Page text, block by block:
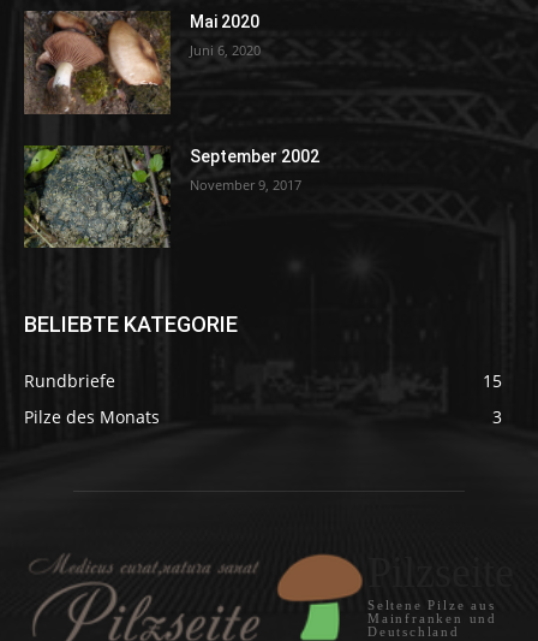
Mai 2020
Juni 6, 2020
September 2002
November 9, 2017
BELIEBTE KATEGORIE
Rundbriefe
15
Pilze des Monats
3
Seltene Pilze aus
Mainfranken und
Deutschland